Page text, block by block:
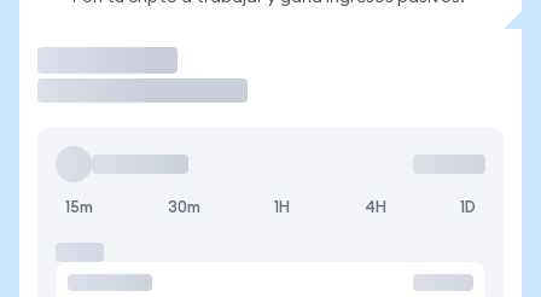
15m 30m 1H 4H 1D